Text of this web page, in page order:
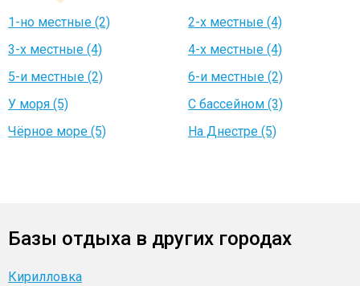
1-но местные (2)
2-х местные (4)
3-х местные (4)
4-х местные (4)
5-и местные (2)
6-и местные (2)
У моря (5)
С бассейном (3)
Чёрное море (5)
На Днестре (5)
Базы отдыха в других городах
Кирилловка